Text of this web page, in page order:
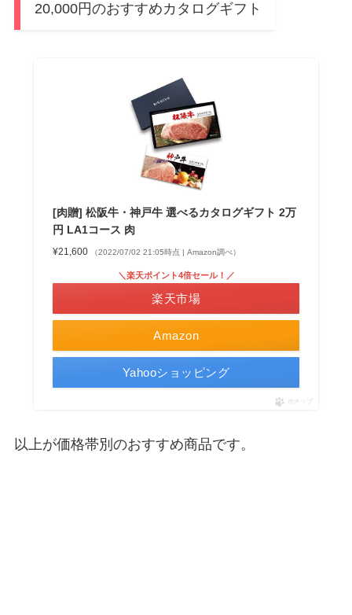
20,000円のおすすめカタログギフト
[肉贈] 松阪牛・神戸牛 選べるカタログギフト 2万
円 LA1コース 肉
¥21,600 （2022/07/02 21:05時点 | Amazon調べ）
Amazon
＼楽天ポイント4倍セール！／
楽天市場
Yahooショッピング
ポチップ
以上が価格帯別のおすすめ商品です。